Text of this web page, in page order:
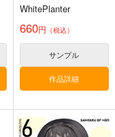
WhitePlanter
660円 （税込）
サンプル
作品詳細